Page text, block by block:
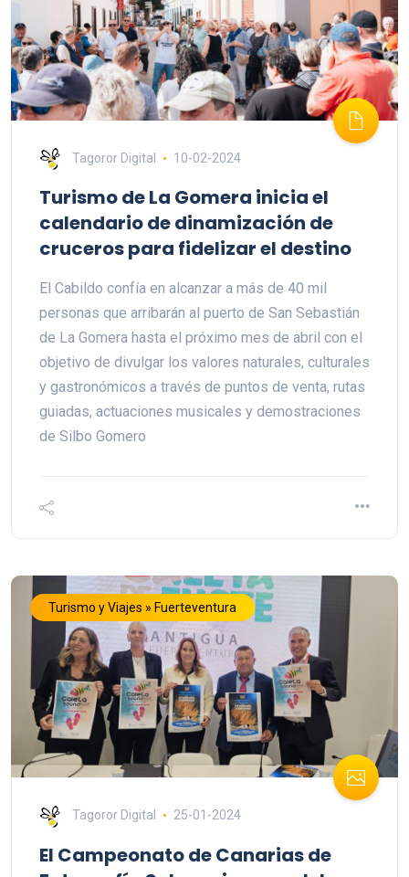
Tagoror Digital 10-02-2024
Turismo de La Gomera inicia el
calendario de dinamización de
cruceros para fidelizar el destino
El Cabildo confía en alcanzar a más de 40 mil
personas que arribarán al puerto de San Sebastián
de La Gomera hasta el próximo mes de abril con el
objetivo de divulgar los valores naturales, culturales
y gastronómicos a través de puntos de venta, rutas
guiadas, actuaciones musicales y demostraciones
de Silbo Gomero
Turismo y Viajes » Fuerteventura
Tagoror Digital 25-01-2024
El Campeonato de Canarias de